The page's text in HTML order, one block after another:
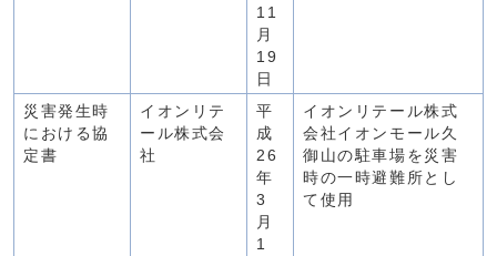
11
月
19
日
災害発生時
における協
定書
イオンリテ
ール株式会
社
平
成
26
年
3
月
1
イオンリテール株式
会社イオンモール久
御山の駐車場を災害
時の一時避難所とし
て使用